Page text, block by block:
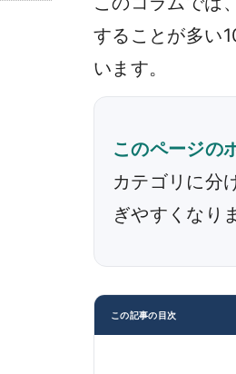
することが多い
います。
このページの
カテゴリに分
ぎやすくなり
この記事の目次